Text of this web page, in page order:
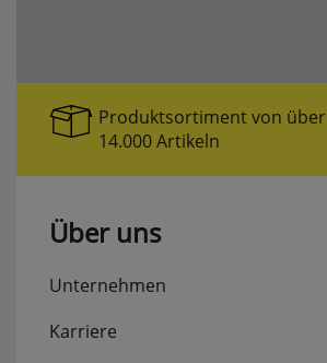
Produktsortiment von über
14.000 Artikeln
Über uns
Unternehmen
Karriere